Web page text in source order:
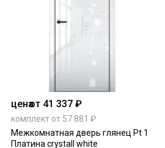
ценаот 41 337 ₽
комплект от 57 881 ₽
Межкомнатная дверь глянец Pt 1
Платина crystall white